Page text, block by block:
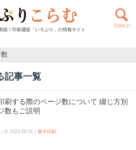
績！印刷通販「いろぷり」の情報サイト
記事一覧
刷する際のページ数について 綴じ方別
数もご説明
⟳ 2023.05.01｜ 冊子印刷